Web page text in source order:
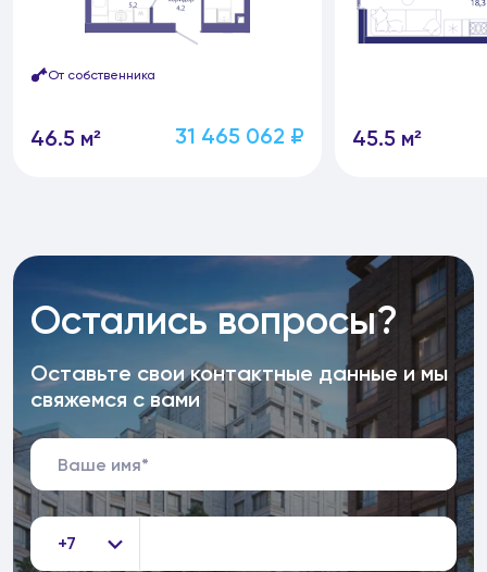
От собственника
46.5 м² 31 465 062 ₽ 45.5 м²
Остались вопросы?
Оставьте свои контактные данные и мы
свяжемся с вами
+7